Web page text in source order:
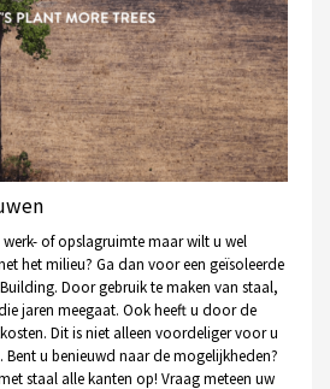
of opslagruimte maar wilt u wel
het milieu? Ga dan voor een geïsoleerde
Door gebruik te maken van staal,
jaren meegaat. Ook heeft u door de
Dit is niet alleen voordeliger voor u
u benieuwd naar de mogelijkheden?
staal alle kanten op! Vraag meteen uw